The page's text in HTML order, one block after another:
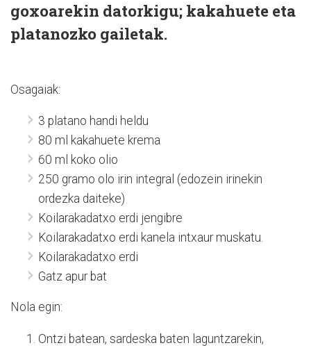
goxoarekin datorkigu; kakahuete eta
platanozko gailetak.
Osagaiak:
3 platano handi heldu
80 ml kakahuete krema
60 ml koko olio
250 gramo olo irin integral (edozein irinekin
ordezka daiteke)
Koilarakadatxo erdi jengibre
Koilarakadatxo erdi kanela intxaur muskatu.
Koilarakadatxo erdi
Gatz apur bat
Nola egin:
Ontzi batean, sardeska baten laguntzarekin,